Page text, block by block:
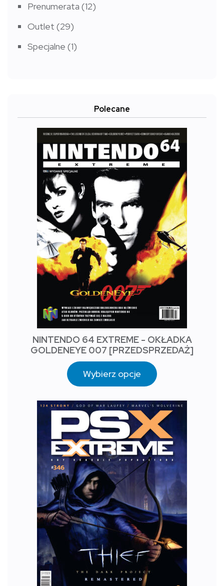
Prenumerata (12)
Outlet (29)
Specjalne (1)
Polecane
NINTENDO 64 EXTREME - OKŁADKA
GOLDENEYE 007 [PRZEDSPRZEDAŻ]
Wybierz opcje